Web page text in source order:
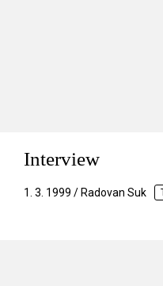
Interview
1. 3. 1999 / Radovan Suk